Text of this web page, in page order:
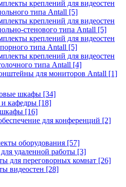
креплений для видеостен
типа Antall [5]
креплений для видеостен
стенового типа Antall [5]
креплений для видеостен
типа Antall [5]
креплений для видеостен
типа Antall [4]
для мониторов Antall [1]
шкафы [34]
кафедры [18]
[16]
для конференций [2]
оборудования [57]
удаленной работы [3]
для переговорных комнат [26]
видеостен [28]